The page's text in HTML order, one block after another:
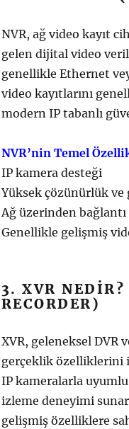
NVR, ağ video kayıt
gelen dijital video
genellikle Ethernet
video kayıtlarını
modern IP tabanlı
NVR’nin Temel
IP kamera desteği
Yüksek çözünürlük
Ağ üzerinden bağlantı
Genellikle gelişmiş
3. XVR
RECORDER)
XVR, geleneksel
gerçeklik özelliklerini
IP kameralarla
izleme deneyimi
gelişmiş özelliklere